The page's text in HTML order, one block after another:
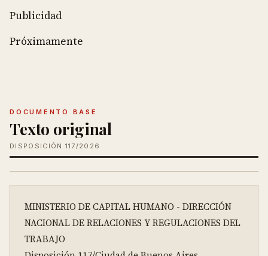
Publicidad
Próximamente
DOCUMENTO BASE
Texto original
DISPOSICIÓN 117/2026
MINISTERIO DE CAPITAL HUMANO - DIRECCIÓN
NACIONAL DE RELACIONES Y REGULACIONES DEL
TRABAJO